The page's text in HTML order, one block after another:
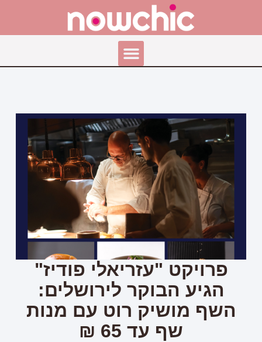
פרויקט "עזריאלי פודיז"
הגיע הבוקר לירושלים:
השף מושיק רוט עם מנות
שף עד 65 ₪